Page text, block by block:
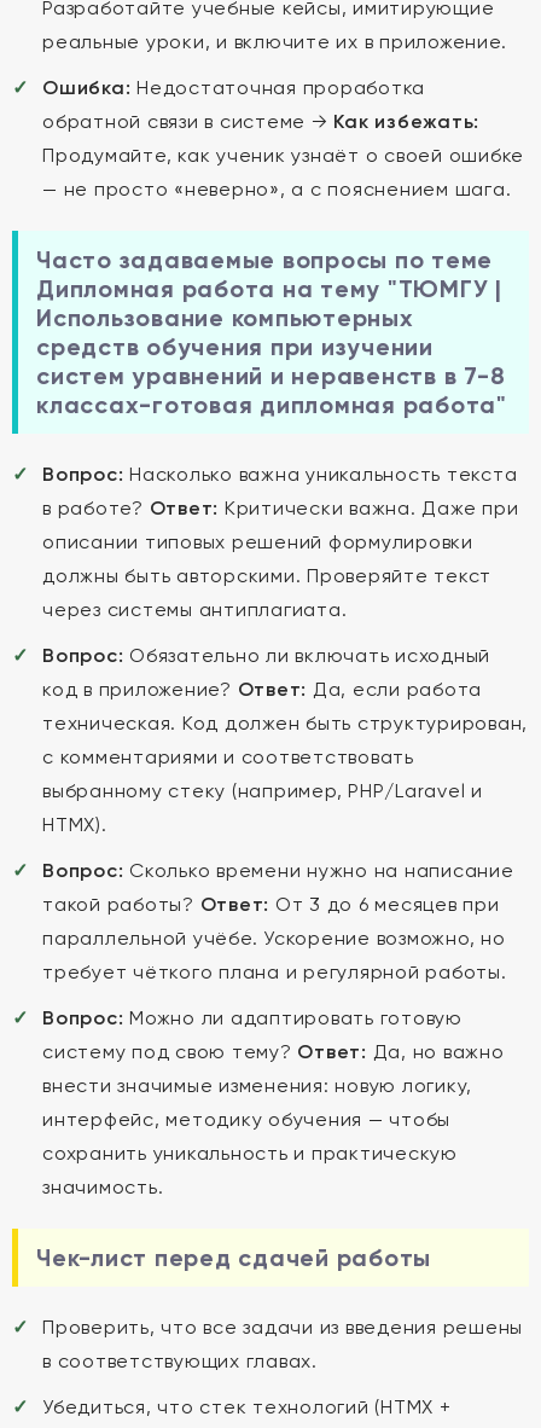
Разработайте учебные кейсы, имитирующие
реальные уроки, и включите их в приложение.
Ошибка: Недостаточная проработка
обратной связи в системе → Как избежать:
Продумайте, как ученик узнаёт о своей ошибке
— не просто «неверно», а с пояснением шага.
Часто задаваемые вопросы по теме
Дипломная работа на тему "ТЮМГУ |
Использование компьютерных
средств обучения при изучении
систем уравнений и неравенств в 7-8
классах-готовая дипломная работа"
Вопрос: Насколько важна уникальность текста
в работе? Ответ: Критически важна. Даже при
описании типовых решений формулировки
должны быть авторскими. Проверяйте текст
через системы антиплагиата.
Вопрос: Обязательно ли включать исходный
код в приложение? Ответ: Да, если работа
техническая. Код должен быть структурирован,
с комментариями и соответствовать
выбранному стеку (например, PHP/Laravel и
HTMX).
Вопрос: Сколько времени нужно на написание
такой работы? Ответ: От 3 до 6 месяцев при
параллельной учёбе. Ускорение возможно, но
требует чёткого плана и регулярной работы.
Вопрос: Можно ли адаптировать готовую
систему под свою тему? Ответ: Да, но важно
внести значимые изменения: новую логику,
интерфейс, методику обучения — чтобы
сохранить уникальность и практическую
значимость.
Чек-лист перед сдачей работы
Проверить, что все задачи из введения решены
в соответствующих главах.
Убедиться, что стек технологий (HTMX +